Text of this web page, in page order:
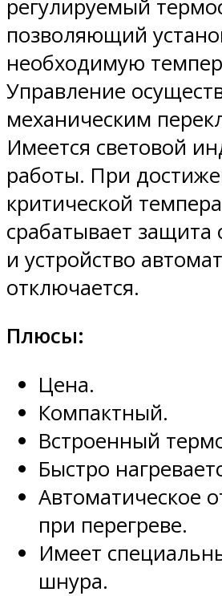
регулируемый
позволяющий
необходимую
Управление
механическим
Имеется световой
работы. При
критической
срабатывает защита
и устройство
отключается.
Плюсы:
Цена.
Компактный.
Встроенный
Быстро
Автоматическое
при перегреве.
Имеет
шнура.